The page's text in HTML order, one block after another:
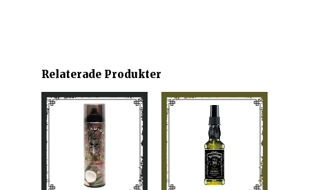
Relaterade Produkter